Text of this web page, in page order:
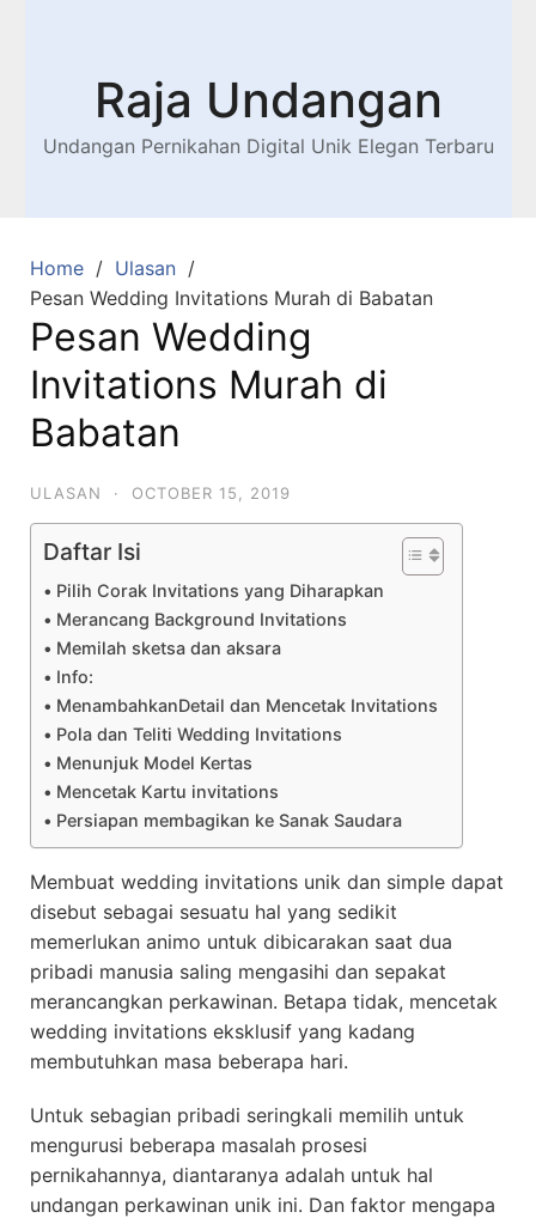
Raja Undangan
Undangan Pernikahan Digital Unik Elegan Terbaru
Home
Ulasan
Pesan Wedding Invitations Murah di Babatan
Pesan Wedding
Invitations Murah di
Babatan
ULASAN · OCTOBER 15, 2019
Daftar Isi
Pilih Corak Invitations yang Diharapkan
Merancang Background Invitations
Memilah sketsa dan aksara
Info:
MenambahkanDetail dan Mencetak Invitations
Pola dan Teliti Wedding Invitations
Menunjuk Model Kertas
Mencetak Kartu invitations
Persiapan membagikan ke Sanak Saudara
Membuat wedding invitations unik dan simple dapat
disebut sebagai sesuatu hal yang sedikit
memerlukan animo untuk dibicarakan saat dua
pribadi manusia saling mengasihi dan sepakat
merancangkan perkawinan. Betapa tidak, mencetak
wedding invitations eksklusif yang kadang
membutuhkan masa beberapa hari.
Untuk sebagian pribadi seringkali memilih untuk
mengurusi beberapa masalah prosesi
pernikahannya, diantaranya adalah untuk hal
undangan perkawinan unik ini. Dan faktor mengapa